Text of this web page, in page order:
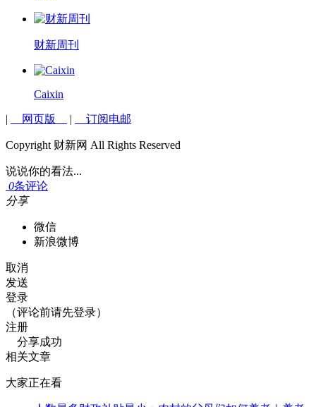
财新周刊
Caixin
| 网页版 | 订阅电邮
Copyright 财新网 All Rights Reserved
说说你的看法...
0条评论
分享
微信
新浪微博
取消
发送
登录
（评论前请先登录）
注册
分享成功
相关文章
大家正在看